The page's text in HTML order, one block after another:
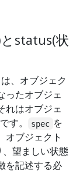
status(状
、オブジェク
ったオブジェ
れはオブジェ
です。 spec を
オブジェクト
望ましい状態
を記述する必